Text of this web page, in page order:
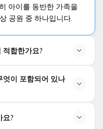
아이를 동반한 가족을
공원 중 하나입니다.
합한가요?
그 가족들을 위해 설계되
이 포함되어 있나
미끄럼틀과 놀이 공간에
요?